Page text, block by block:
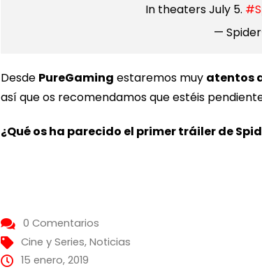
In theaters July 5.
—
Desde PureGaming estaremos muy atentos
así que os recomendamos que estéis
¿Qué os ha parecido el primer tráiler de
0 Comentarios
Cine y Series,Noticias
15 enero, 2019